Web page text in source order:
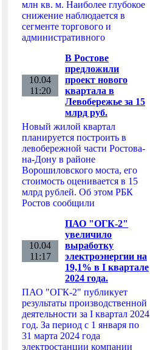
млн кв. м. Наиболее глубокое
снижение наблюдается в
сегменте торгового и
административного
10.04
11:20
В Ростове
предложили
проект нового
квартала в
Левобережье за 15
млрд руб.
Новый жилой квартал
планируется построить в
левобережной части Ростова-
на-Дону в районе
Ворошиловского моста, его
стоимость оценивается в 15
млрд рублей. Об этом РБК
Ростов сообщили
10.04
11:17
ПАО "ОГК-2"
увеличило
выработку
электроэнергии на
19,1% в I квартале
2024 года.
ПАО "ОГК-2" публикует
результаты производственной
деятельности за I квартал 2024
год. За период с 1 января по
31 марта 2024 года
электростанции компании